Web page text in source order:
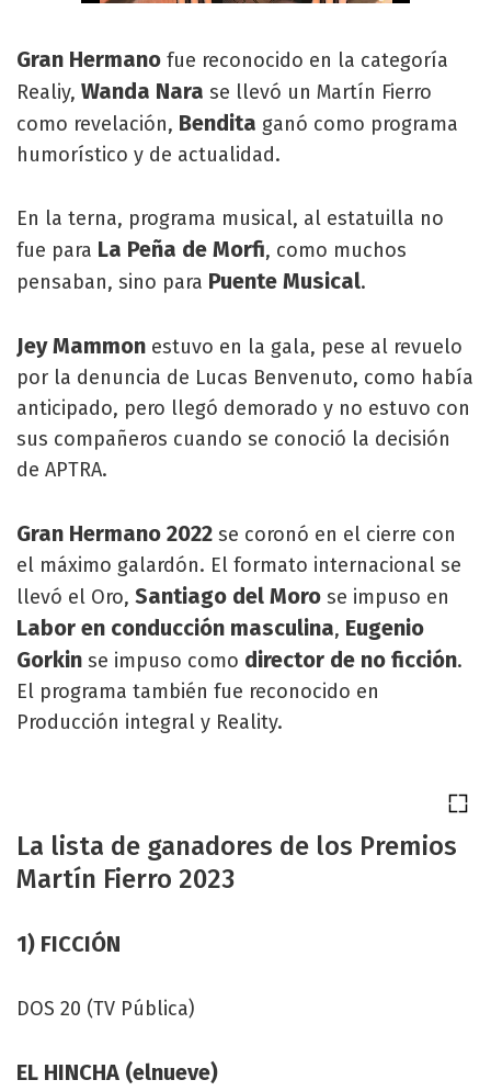
Gran Hermano fue reconocido en la categoría
Realiy, Wanda Nara se llevó un Martín Fierro
como revelación, Bendita ganó como programa
humorístico y de actualidad.
En la terna, programa musical, al estatuilla no
fue para La Peña de Morfi, como muchos
pensaban, sino para Puente Musical.
Jey Mammon estuvo en la gala, pese al revuelo
por la denuncia de Lucas Benvenuto, como había
anticipado, pero llegó demorado y no estuvo con
sus compañeros cuando se conoció la decisión
de APTRA.
Gran Hermano 2022 se coronó en el cierre con
el máximo galardón. El formato internacional se
llevó el Oro, Santiago del Moro se impuso en
Labor en conducción masculina, Eugenio
Gorkin se impuso como director de no ficción.
El programa también fue reconocido en
Producción integral y Reality.
La lista de ganadores de los Premios
Martín Fierro 2023
1) FICCIÓN
DOS 20 (TV Pública)
EL HINCHA (elnueve)